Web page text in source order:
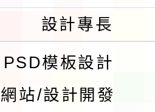
設計專長
模板設計
站/設計開發